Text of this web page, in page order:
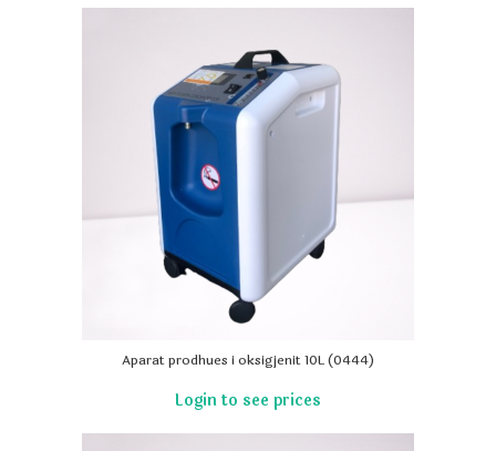
Aparat prodhues i oksigjenit 10L (0444)